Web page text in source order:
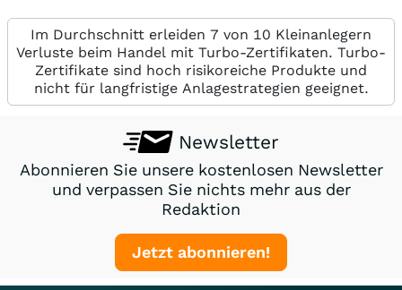
Im Durchschnitt erleiden 7 von 10 Kleinanlegern
Verluste beim Handel mit Turbo-Zertifikaten. Turbo-
Zertifikate sind hoch risikoreiche Produkte und
nicht für langfristige Anlagestrategien geeignet.
Newsletter
Abonnieren Sie unsere kostenlosen Newsletter
und verpassen Sie nichts mehr aus der
Redaktion
Jetzt abonnieren!